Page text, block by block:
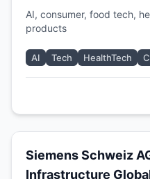
AI, consumer, food tech,
products
AI Tech HealthTech
Siemens Schweiz
Infrastructure